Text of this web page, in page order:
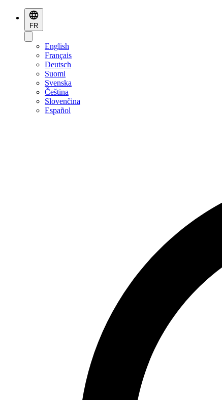
FR
English
Français
Deutsch
Suomi
Svenska
Čeština
Slovenčina
Español